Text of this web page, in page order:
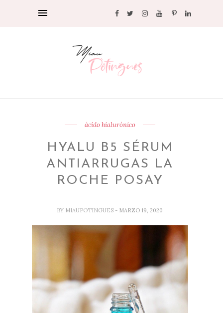
ácido hialurónico
HYALU B5 SÉRUM
ANTIARRUGAS LA
ROCHE POSAY
BY MIAUPOTINGUES - MARZO 19, 2020